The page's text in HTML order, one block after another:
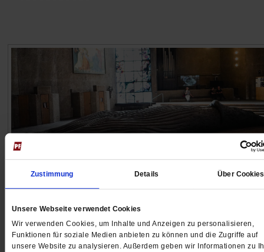
Zustimmung Details Über Cookies
Unsere Webseite verwendet Cookies
Wir verwenden Cookies, um Inhalte und Anzeigen zu personalisieren,
Funktionen für soziale Medien anbieten zu können und die Zugriffe auf
unsere Website zu analysieren. Außerdem geben wir Informationen zu
The Cast Whale Project
In der Kirche gestrandet
Ein 14 Meter langer Buckelwal liegt im Kirchenschiff